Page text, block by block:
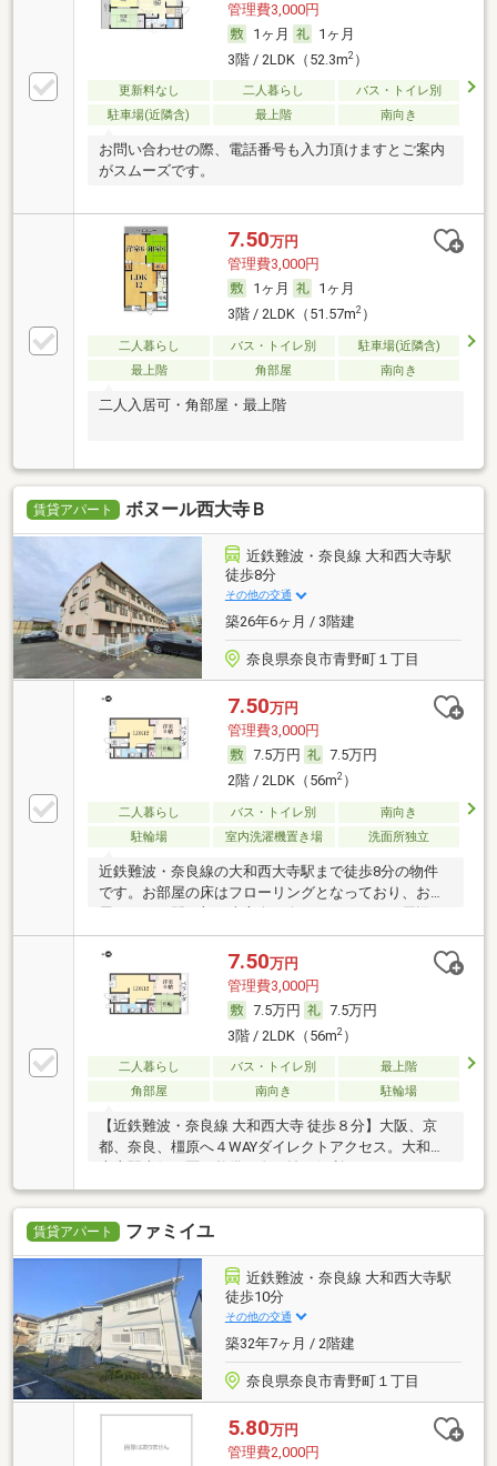
管理費3,000円
1ヶ月
1ヶ月
3階 / 2LDK（52.3m2）
更新料なし 二人暮らし
バス・トイレ別
駐車場(近隣含)
最上階 南向き
お問い合わせの際、電話番号も入力頂けますとご案内
がスムーズです。
7.50万円
管理費3,000円
1ヶ月
1ヶ月
3階 / 2LDK（51.57m2）
二人暮らし バス・トイレ別
駐車場(近隣含)
最上階
角部屋 南向き
二人入居可・角部屋・最上階
賃貸アパート ボヌール西大寺Ｂ
近鉄難波・奈良線 大和西大寺駅
徒歩8分
その他の交通
築26年6ヶ月 / 3階建
奈良県奈良市青野町１丁目
7.50万円
管理費3,000円
7.5万円
7.5万円
2階 / 2LDK（56m2）
二人暮らし バス・トイレ別
南向き
駐輪場
室内洗濯機置き場 洗面所独立
近鉄難波・奈良線の大和西大寺駅まで徒歩8分の物件
です。お部屋の床はフローリングとなっており、お部
はローソン 奈良西大寺南町店があり便利です。
7.50万円
管理費3,000円
7.5万円
7.5万円
3階 / 2LDK（56m2）
二人暮らし バス・トイレ別
最上階
角部屋
南向き 駐輪場
【近鉄難波・奈良線 大和西大寺 徒歩８分】大阪、京
都、奈良、橿原へ４WAYダイレクトアクセス。大和西
す。３口ガスのシステムキッチン、エアコン、洗面台
など
賃貸アパート ファミイユ
近鉄難波・奈良線 大和西大寺駅
徒歩10分
その他の交通
築32年7ヶ月 / 2階建
奈良県奈良市青野町１丁目
5.80万円
管理費2,000円